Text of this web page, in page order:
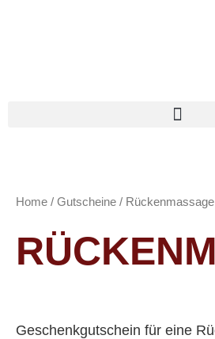
Home / Gutscheine / Rückenmassage
Geschenkgutschein für eine